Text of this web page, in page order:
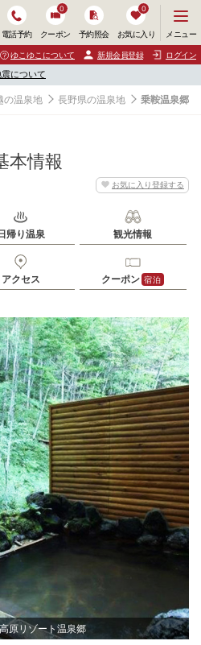
電話予約 クーポン
0
予約照会 お気に入り
0
ニ
ュ
ー
開
く
メニュー
ゆこゆこについて 新規会員登録 ログイン
について
の温泉地 長野県の温泉地 乗鞍温泉郷
本情報
お気に入り登録する
帰り温泉 観光情報
アクセス クーポン 宿泊
原リゾート温泉郷